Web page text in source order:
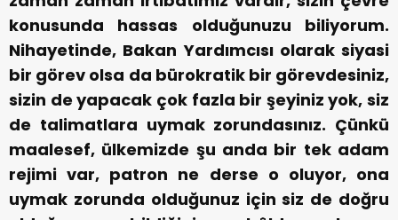
konusunda hassas olduğunuzu biliyorum.
Nihayetinde, Bakan Yardımcısı olarak siyasi
bir görev olsa da bürokratik bir görevdesiniz,
sizin de yapacak çok fazla bir şeyiniz yok, siz
de talimatlara uymak zorundasınız. Çünkü
maalesef, ülkemizde şu anda bir tek adam
rejimi var, patron ne derse o oluyor, ona
uymak zorunda olduğunuz için siz de doğru